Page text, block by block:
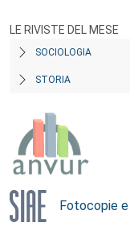
LE RIVISTE DEL MESE
SOCIOLOGIA
STORIA
Fotocopie